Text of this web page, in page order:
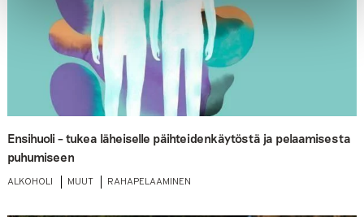
Ensihuoli – tukea läheiselle päihteidenkäytöstä ja pelaamisesta
puhumiseen
ALKOHOLI MUUT RAHAPELAAMINEN